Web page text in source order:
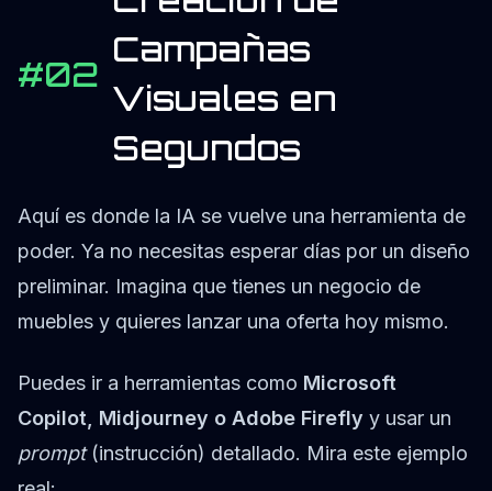
#02
Campañas
Visuales en
Segundos
Aquí es donde la IA se vuelve una herramienta de
poder. Ya no necesitas esperar días por un diseño
preliminar. Imagina que tienes un negocio de
muebles y quieres lanzar una oferta hoy mismo.
Puedes ir a herramientas como Microsoft
Copilot, Midjourney o Adobe Firefly y usar un
prompt(instrucción) detallado. Mira este ejemplo